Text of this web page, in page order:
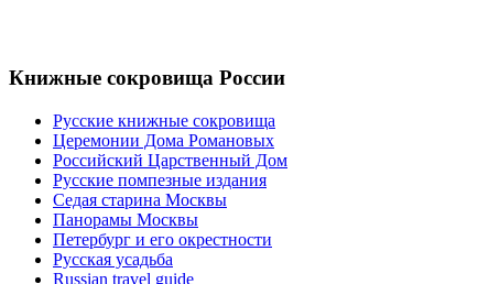
Книжные сокровища России
Русские книжные сокровища
Церемонии Дома Романовых
Российский Царственный Дом
Русские помпезные издания
Седая старина Москвы
Панорамы Москвы
Петербург и его окрестности
Русская усадьба
Russian travel guide